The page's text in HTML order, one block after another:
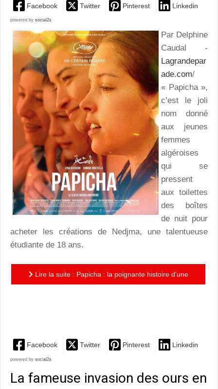
Facebook Twitter Pinterest Linkedin
powered by social2s
Par Delphine
Caudal -
Lagrandepar
ade.com/
« Papicha »,
c’est le joli
nom donné
aux jeunes
femmes
algéroises
qui se
pressent
aux toilettes
des boîtes
de nuit pour
acheter les créations de Nedjma, une talentueuse
étudiante de 18 ans.
Lire la suite : Papicha : la poignante histoire d'une
Facebook Twitter Pinterest Linkedin
powered by social2s
La fameuse invasion des ours en